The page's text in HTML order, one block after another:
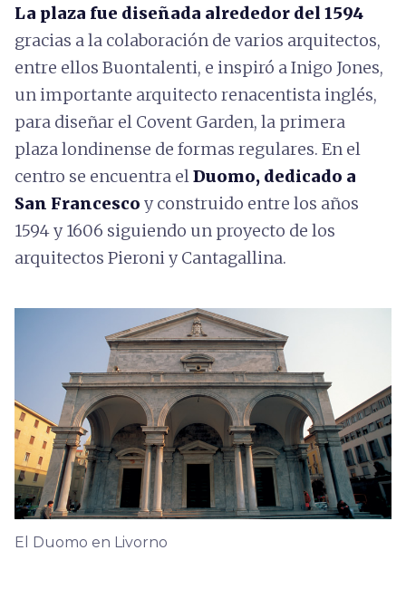
La plaza fue diseñada alrededor del 1594
gracias a la colaboración de varios arquitectos,
entre ellos Buontalenti, e inspiró a Inigo Jones,
un importante arquitecto renacentista inglés,
para diseñar el Covent Garden, la primera
plaza londinense de formas regulares. En el
centro se encuentra elDuomo, dedicado a
San Francesco y construido entre los años
1594 y 1606 siguiendo un proyecto de los
arquitectos Pieroni y Cantagallina.
El Duomo en Livorno